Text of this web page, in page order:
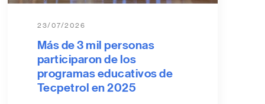
23/07/2026
Más de 3 mil personas
participaron de los
programas educativos de
Tecpetrol en 2025